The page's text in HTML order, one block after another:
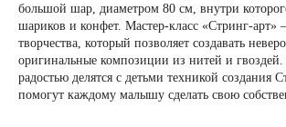
большой шар, диаметром 80 см, внутри
шариков и конфет. Мастер-класс «Стринг-арт»
творчества, который позволяет создавать
оригинальные композиции из нитей и
радостью делятся с детьми техникой создания
помогут каждому малышу сделать свою